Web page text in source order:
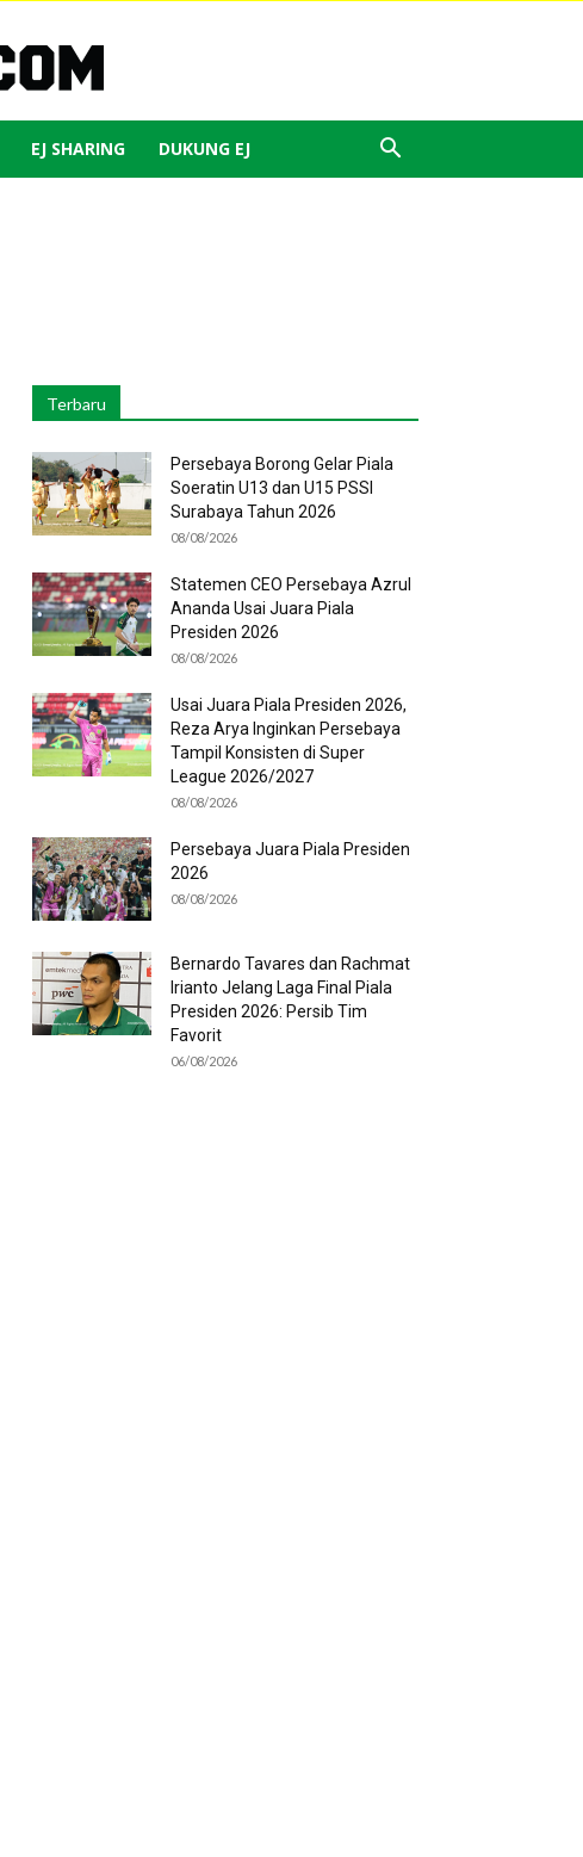
EJ SHARING DUKUNG EJ
Terbaru
Persebaya Borong Gelar Piala
Soeratin U13 dan U15 PSSI
Surabaya Tahun 2026
08/08/2026
Statemen CEO Persebaya Azrul
Ananda Usai Juara Piala
Presiden 2026
08/08/2026
Usai Juara Piala Presiden 2026,
Reza Arya Inginkan Persebaya
Tampil Konsisten di Super
League 2026/2027
08/08/2026
Persebaya Juara Piala Presiden
2026
08/08/2026
Bernardo Tavares dan Rachmat
Irianto Jelang Laga Final Piala
Presiden 2026: Persib Tim
Favorit
06/08/2026